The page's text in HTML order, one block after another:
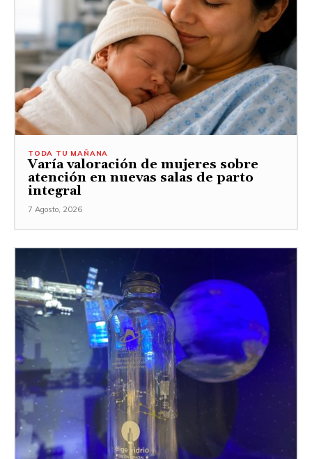
TODA TU MAÑANA
Varía valoración de mujeres sobre
atención en nuevas salas de parto
integral
7 Agosto, 2026